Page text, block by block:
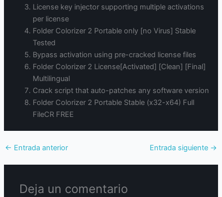
License key injector supporting multiple activations
per license
Folder Colorizer 2 Portable only [no Virus] Stable
Tested
Bypass activation using pre-cracked license files
Folder Colorizer 2 License[Activated] [Clean] [Final]
Multilingual
Crack script that auto-patches any software version
Folder Colorizer 2 Portable Stable (x32-x64) Full
FileCR FREE
← Entrada anterior Entrada siguiente →
Deja un comentario